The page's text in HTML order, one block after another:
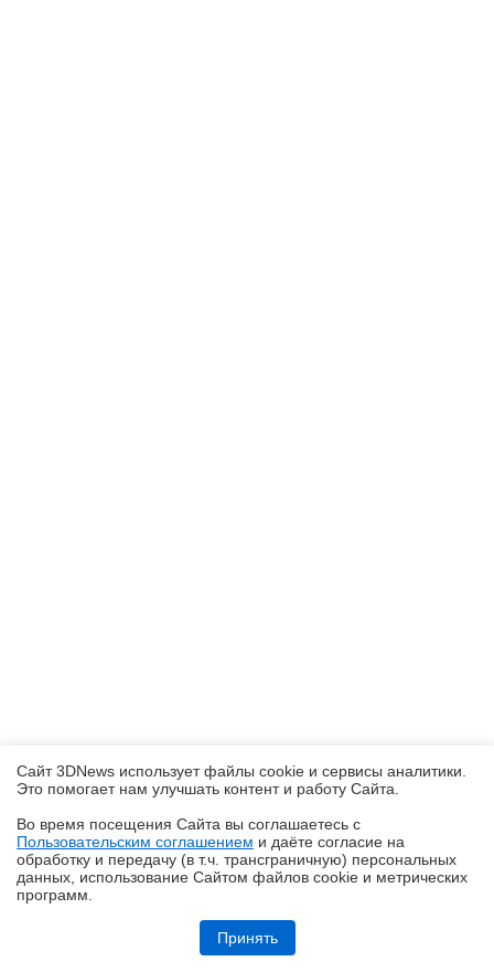
Обзор робота-газонокосилки Dreame Roboticmower A1 Pro 2000: когда
на дачу приезжаешь только отдыхать
Сайт 3DNews использует файлы cookie и сервисы аналитики.
Это помогает нам улучшать контент и работу Cайта.
Во время посещения Cайта вы соглашаетесь с
Пользовательским соглашением и даёте согласие на
обработку и передачу (в т.ч. трансграничную) персональных
данных, использование Cайтом файлов cookie и метрических
программ.
Принять